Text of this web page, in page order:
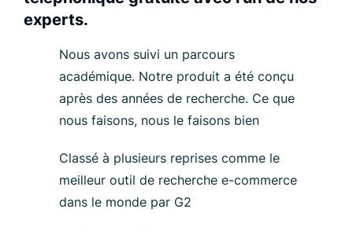
experts.
Nous avons suivi un parcours
académique. Notre produit a été conçu
après des années de recherche. Ce que
nous faisons, nous le faisons bien
Classé à plusieurs reprises comme le
meilleur outil de recherche e-commerce
dans le monde par G2